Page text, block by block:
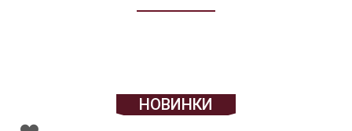
НОВИНКИ